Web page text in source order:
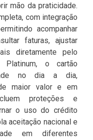
mão da praticidade.
com integração
acompanhar
faturas, ajustar
diretamente pelo
Platinum, o cartão
no dia a dia,
maior valor e em
proteções e
o uso do crédito
aceitação nacional e
em diferentes